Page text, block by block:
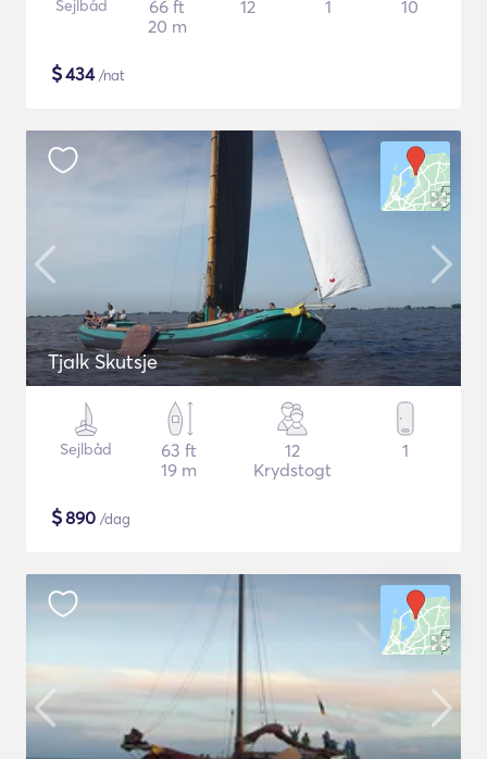
Sejlbåd
66 ft
20 m
12 1 10
$434/nat
Tjalk Skutsje
Sejlbåd
63 ft
19 m
12
Krydstogt
1
$890 /dag